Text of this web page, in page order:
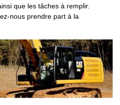
que les tâches à remplir.
nous prendre part à la